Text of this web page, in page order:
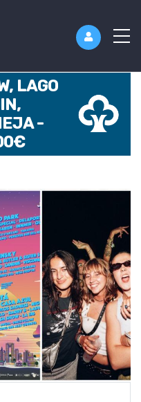
LAGO
-